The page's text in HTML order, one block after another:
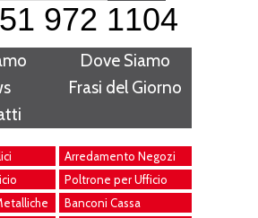
972 1104
Dove Siamo
Frasi del Giorno
Arredamento Negozi
Poltrone per Ufficio
Banconi Cassa